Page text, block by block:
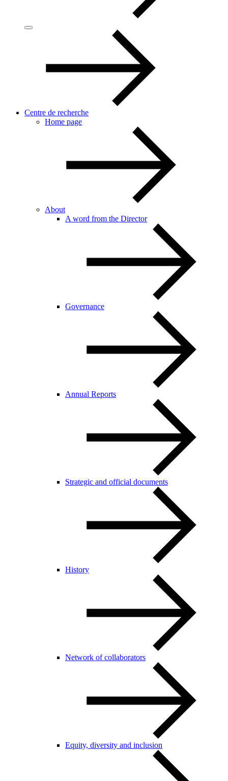
Centre de recherche
Home page
About
A word from the Director
Governance
Annual Reports
Strategic and official documents
History
Network of collaborators
Equity, diversity and inclusion